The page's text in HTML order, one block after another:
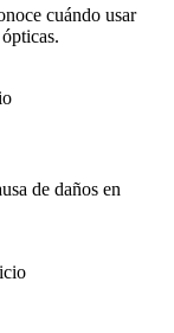
cuándo usar
de daños en